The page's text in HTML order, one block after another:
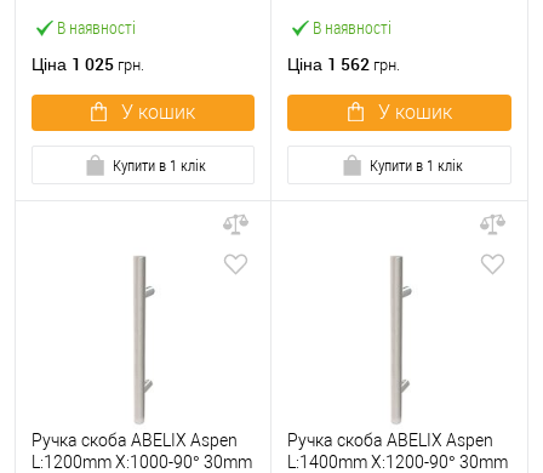
В наявності
(половинка)
Ціна 1 025 грн.
У кошик
Купити в 1 клік
В наявності
(половинка)
Ціна 1 562 грн.
У кошик
Купити в 1 клік
Ручка скоба ABELIX Aspen
L:1200mm X:1000-90° 30mm
Ручка скоба ABELIX Aspen
L:1400mm X:1200-90° 30mm